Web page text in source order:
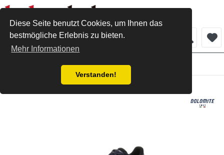
Diese Seite benutzt Cookies, um Ihnen das
bestmögliche Erlebnis zu bieten.
Mehr Informationen
Verstanden!
Menü
Dolomite Schnürschuh blue navy